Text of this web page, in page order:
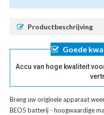
Productbeschrijving
Goede
Accu van hoge kwaliteit
Breng uw originele apparaat
BEO5 batterij - hoogwaardige